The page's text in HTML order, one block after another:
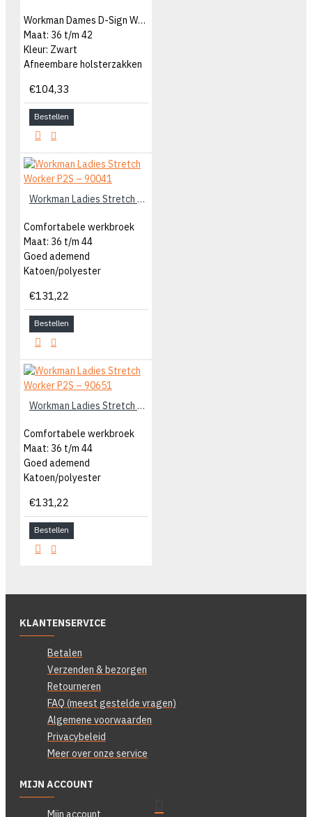
Workman Dames D-Sign Worker
Maat: 36 t/m 42
Kleur: Zwart
Afneembare holsterzakken
€104,33
Bestellen
Workman Ladies Stretch Worker P2S – 90041
Comfortabele werkbroek
Maat: 36 t/m 44
Goed ademend
Katoen/polyester
€131,22
Bestellen
Workman Ladies Stretch Worker P2S – 90651
Comfortabele werkbroek
Maat: 36 t/m 44
Goed ademend
Katoen/polyester
€131,22
Bestellen
KLANTENSERVICE
Betalen
Verzenden & bezorgen
Retourneren
FAQ (meest gestelde vragen)
Algemene voorwaarden
Privacybeleid
Meer over onze service
MIJN ACCOUNT
Mijn account